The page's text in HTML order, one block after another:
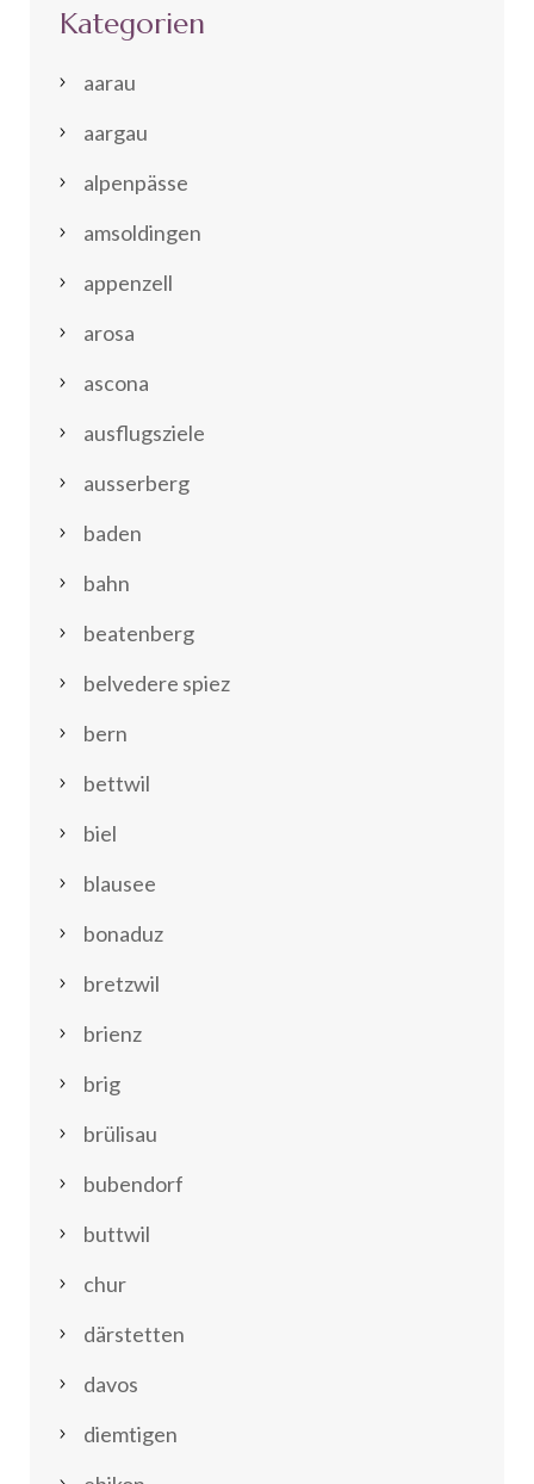
Kategorien
aarau
aargau
alpenpässe
amsoldingen
appenzell
arosa
ascona
ausflugsziele
ausserberg
baden
bahn
beatenberg
belvedere spiez
bern
bettwil
biel
blausee
bonaduz
bretzwil
brienz
brig
brülisau
bubendorf
buttwil
chur
därstetten
davos
diemtigen